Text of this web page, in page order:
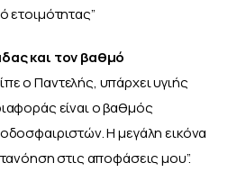
ετοιμότητας”
και τον βαθμό
ο Παντελής, υπάρχει υγιής
είναι ο βαθμός
Η μεγάλη εικόνα
στις αποφάσεις μου”.